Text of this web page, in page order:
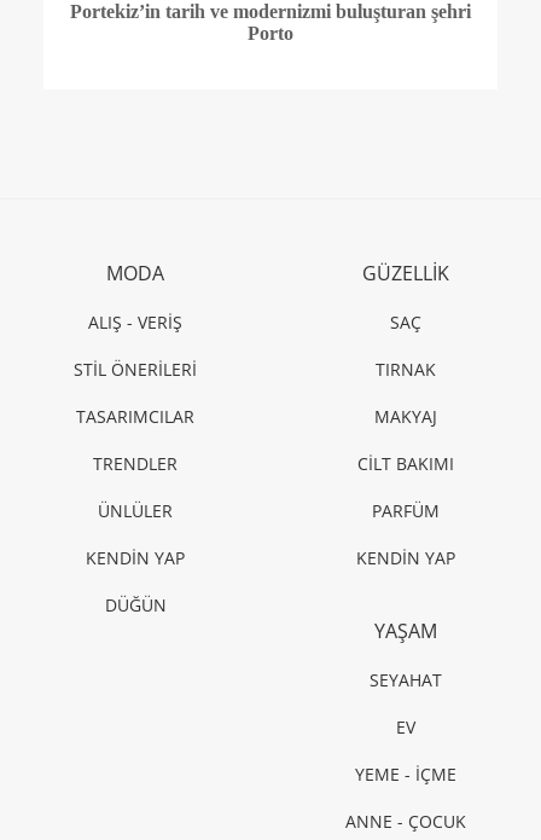
Portekiz’in tarih ve modernizmi buluşturan şehri
Porto
MODA
ALIŞ - VERİŞ
STİL ÖNERİLERİ
TASARIMCILAR
TRENDLER
ÜNLÜLER
KENDİN YAP
DÜĞÜN
GÜZELLİK
SAÇ
TIRNAK
MAKYAJ
CİLT BAKIMI
PARFÜM
KENDİN YAP
YAŞAM
SEYAHAT
EV
YEME - İÇME
ANNE - ÇOCUK